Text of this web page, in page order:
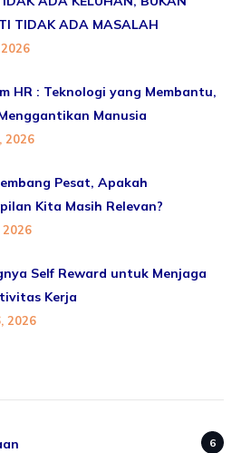
TIDAK ADA MASALAH
HR : Teknologi yang Membantu,
Manusia
2026
Pesat, Apakah
Kita Masih Relevan?
2026
Self Reward untuk Menjaga
Kerja
2026
6